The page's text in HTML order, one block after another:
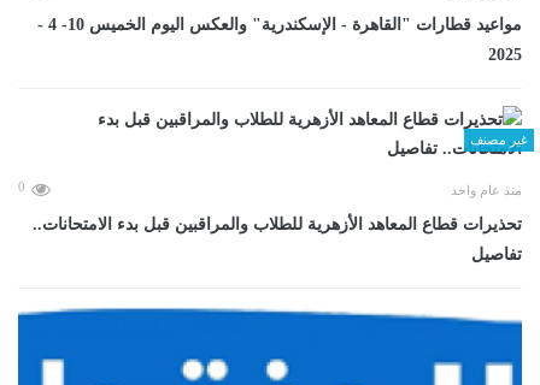
مواعيد قطارات "القاهرة - الإسكندرية" والعكس اليوم الخميس 10- 4 -
2025
غير مصنف
منذ عام واحد 0
تحذيرات قطاع المعاهد الأزهرية للطلاب والمراقبين قبل بدء الامتحانات..
تفاصيل